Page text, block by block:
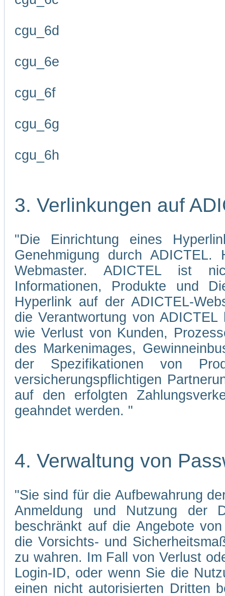
cgu_6d
cgu_6e
cgu_6f
cgu_6g
cgu_6h
3. Verlinkungen auf
"Die Einrichtung eines
Genehmigung durch
Webmaster. ADICTEL ist
Informationen, Produkte und
Hyperlink auf der ADICTEL-
die Verantwortung von
wie Verlust von Kunden,
des Markenimages,
der Spezifikationen von
versicherungspflichtigen
auf den erfolgten
geahndet werden. "
4. Verwaltung von
"Sie sind für die Aufbewahrung
Anmeldung und Nutzung der
beschränkt auf die Angebote
die Vorsichts- und
zu wahren. Im Fall von Verlust
Login-ID, oder wenn Sie die
einen nicht autorisierten Dritten